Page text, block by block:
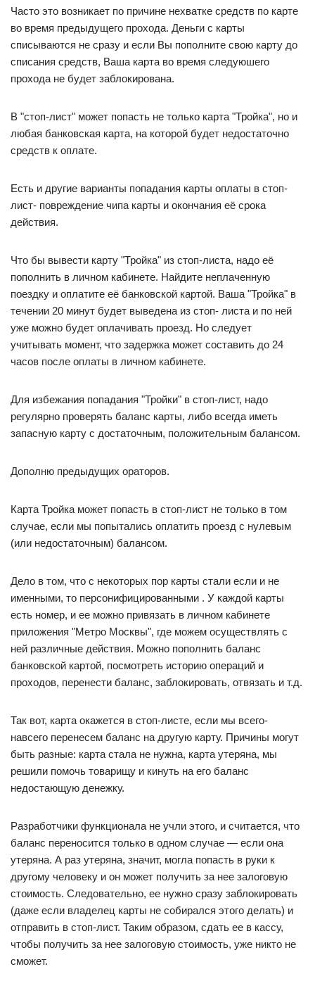
Часто это возникает по причине нехватке средств по карте
во время предыдущего прохода. Деньги с карты
списываются не сразу и если Вы пополните свою карту до
списания средств, Ваша карта во время следуюшего
прохода не будет заблокирована.
В "стоп-лист" может попасть не только карта "Тройка", но и
любая банковская карта, на которой будет недостаточно
средств к оплате.
Есть и другие варианты попадания карты оплаты в стоп-
лист- повреждение чипа карты и окончания её срока
действия.
Что бы вывести карту "Тройка" из стоп-листа, надо её
пополнить в личном кабинете. Найдите неплаченную
поездку и оплатите её банковской картой. Ваша "Тройка" в
течении 20 минут будет выведена из стоп- листа и по ней
уже можно будет оплачивать проезд. Но следует
учитывать момент, что задержка может составить до 24
часов после оплаты в личном кабинете.
Для избежания попадания "Тройки" в стоп-лист, надо
регулярно проверять баланс карты, либо всегда иметь
запасную карту с достаточным, положительным балансом.
Дополню предыдущих ораторов.
Карта Тройка может попасть в стоп-лист не только в том
случае, если мы попытались оплатить проезд с нулевым
(или недостаточным) балансом.
Дело в том, что с некоторых пор карты стали если и не
именными, то персонифицированными­ . У каждой карты
есть номер, и ее можно привязать в личном кабинете
приложения "Метро Москвы", где можем осуществлять с
ней различные действия. Можно пополнить баланс
банковской картой, посмотреть историю операций и
проходов, перенести баланс, заблокировать, отвязать и т.д.
Так вот, карта окажется в стоп-листе, если мы всего-
навсего перенесем баланс на другую карту. Причины могут
быть разные: карта стала не нужна, карта утеряна, мы
решили помочь товарищу и кинуть на его баланс
недостающую денежку.
Разработчики функционала не учли этого, и считается, что
баланс переносится только в одном случае — если она
утеряна. А раз утеряна, значит, могла попасть в руки к
другому человеку и он может получить за нее залоговую
стоимость. Следовательно, ее нужно сразу заблокировать
(даже если владелец карты не собирался этого делать) и
отправить в стоп-лист. Таким образом, сдать ее в кассу,
чтобы получить за нее залоговую стоимость, уже никто не
сможет.